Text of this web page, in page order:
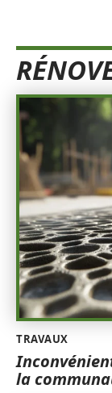
TRAVAUX
la